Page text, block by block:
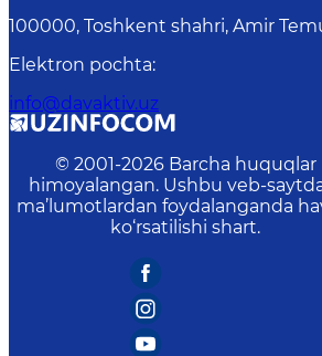
100000, Toshkent shahri, Amir
Elektron pochta:
info@davaktiv.uz
© 2001-2026 Barcha huquqlar
himoyalangan. Ushbu veb-
ma’lumotlardan foydalanganda
ko‘rsatilishi shart.